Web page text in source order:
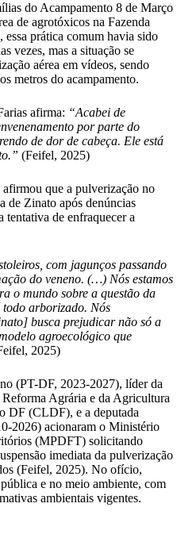
do Acampamento 8 de Março
de agrotóxicos na Fazenda
essa prática comum havia sido
vezes, mas a situação se
aérea em vídeos, sendo
metros do acampamento.
afirma: “Acabei de
por parte do
de dor de cabeça. Ele está
(Feifel, 2025)
que a pulverização no
de Zinato após denúncias
tentativa de enfraquecer a
com jagunços passando
do veneno. (…) Nós estamos
o mundo sobre a questão da
arborizado. Nós
busca prejudicar não só a
agroecológico que
2025)
(PT-DF, 2023-2027), líder da
Agrária e da Agricultura
DF (CLDF), e a deputada
2026) acionaram o Ministério
(MPDFT) solicitando
imediata da pulverização
(Feifel, 2025). No ofício,
e no meio ambiente, com
ambientais vigentes.